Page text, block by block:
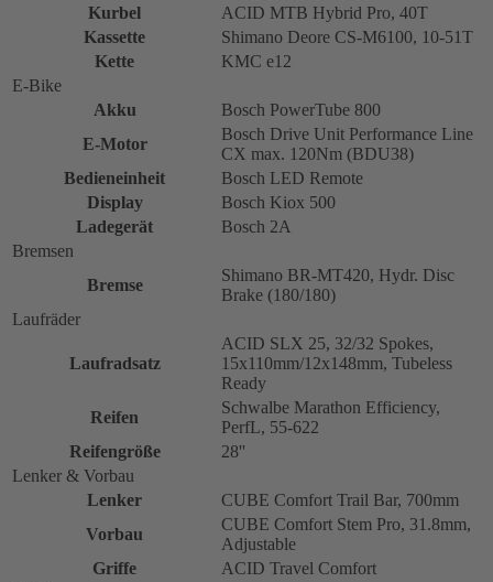
Kurbel
ACID MTB Hybrid Pro, 40T
Kassette
Shimano Deore CS-M6100, 10-51T
Kette
KMC e12
E-Bike
Akku
Bosch PowerTube 800
E-Motor
Bosch Drive Unit Performance Line
CX max. 120Nm (BDU38)
Bedieneinheit
Bosch LED Remote
Display
Bosch Kiox 500
Ladegerät
Bosch 2A
Bremsen
Bremse
Shimano BR-MT420, Hydr. Disc
Brake (180/180)
Laufräder
Laufradsatz
ACID SLX 25, 32/32 Spokes,
15x110mm/12x148mm, Tubeless
Ready
Reifen
Schwalbe Marathon Efficiency,
PerfL, 55-622
Reifengröße
28''
Lenker & Vorbau
Lenker
CUBE Comfort Trail Bar, 700mm
Vorbau
CUBE Comfort Stem Pro, 31.8mm,
Adjustable
Griffe
ACID Travel Comfort